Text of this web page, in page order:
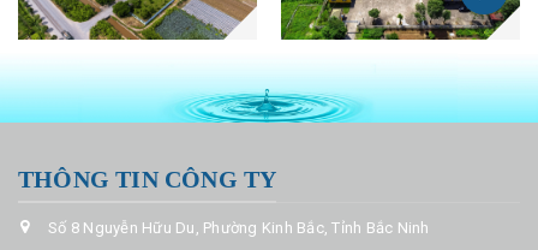
THÔNG TIN CÔNG TY
Số 8 Nguyễn Hữu Du, Phường Kinh Bắc, Tỉnh Bắc Ninh